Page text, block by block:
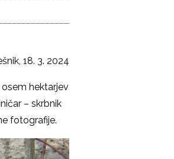
18. 3. 2024
hektarjev
– skrbnik
fotografije.